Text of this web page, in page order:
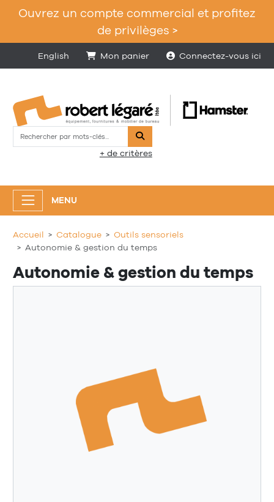
Ouvrez un compte commercial et profitez
de privilèges >
English Mon panier Connectez-vous ici
Rechercher
+ de critères
MENU
Accueil Catalogue
Outils sensoriels
Autonomie & gestion du temps
Autonomie & gestion du temps